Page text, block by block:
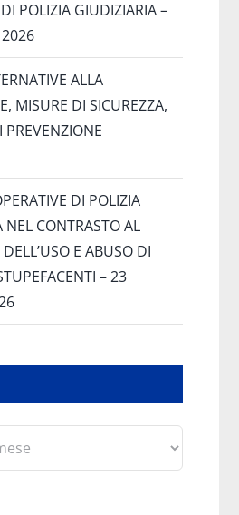
POLIZIA GIUDIZIARIA –
ALLA
MISURE DI SICUREZZA,
PREVENZIONE
DI POLIZIA
NEL CONTRASTO AL
E ABUSO DI
– 23